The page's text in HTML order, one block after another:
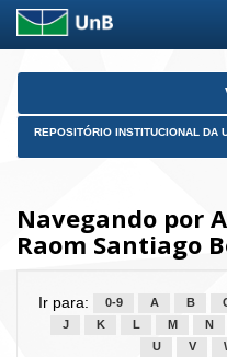
Skip
REPOSITÓRIO INSTITUCIONAL DA
Navegando por
Raom Santiago
Ir para: 0-9 A B
J
K L M N
U
V